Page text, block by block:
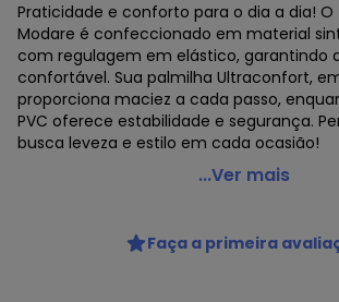
Praticidade e conforto para o dia a dia!
Modare é confeccionado em material
com regulagem em elástico, garantindo
confortável. Sua palmilha Ultraconfort,
proporciona maciez a cada passo,
PVC oferece estabilidade e segurança.
busca leveza e estilo em cada ocasião!
Modare - Sandália Modare Preta
Observação: Palmilha ultraconfort
Tecido: Sintético
...Ver mais
Faça a primeira